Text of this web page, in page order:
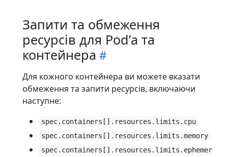
Запити та обмеження
ресурсів для Podʼа та
контейнера
Для кожного контейнера ви можете вказати
обмеження та запити ресурсів, включаючи
наступне:
spec.containers[].resources.limits.cpu
spec.containers[].resources.limits.memory
spec.containers[].resources.limits.ephemer